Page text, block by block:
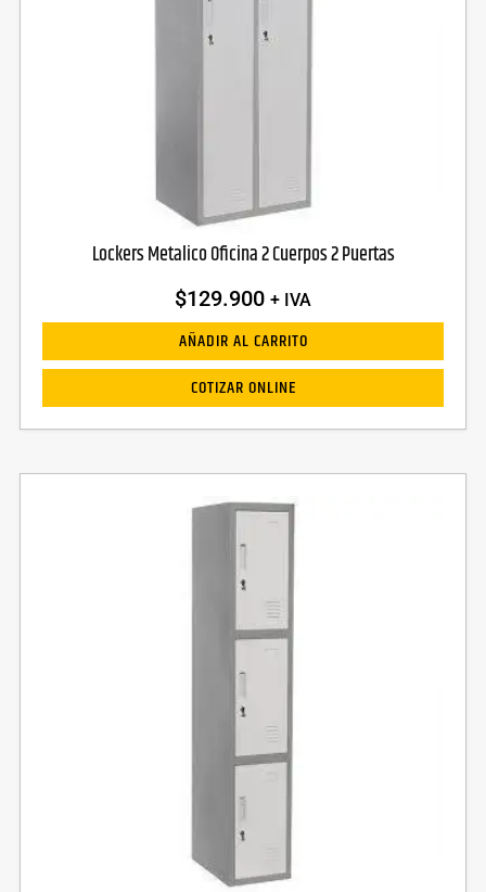
Lockers Metalico Oficina 2 Cuerpos 2 Puertas
$129.900 + IVA
AÑADIR AL CARRITO
COTIZAR ONLINE